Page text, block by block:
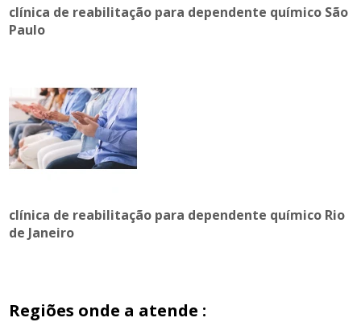
clínica de reabilitação para dependente químico São
Paulo
clínica de reabilitação para dependente químico Rio
de Janeiro
Regiões onde a atende :